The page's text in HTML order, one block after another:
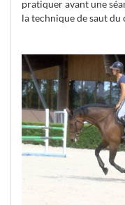
pratiquer avant une
la technique de saut du